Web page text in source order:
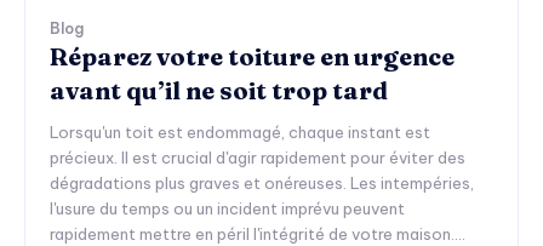
Blog
Réparez votre toiture en urgence
avant qu’il ne soit trop tard
Lorsqu'un toit est endommagé, chaque instant est
précieux. Il est crucial d'agir rapidement pour éviter des
dégradations plus graves et onéreuses. Les intempéries,
l'usure du temps ou un incident imprévu peuvent
rapidement mettre en péril l'intégrité de votre maison....